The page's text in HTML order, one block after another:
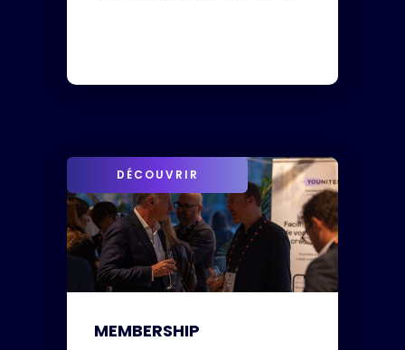
DÉCOUVRIR
MEMBERSHIP